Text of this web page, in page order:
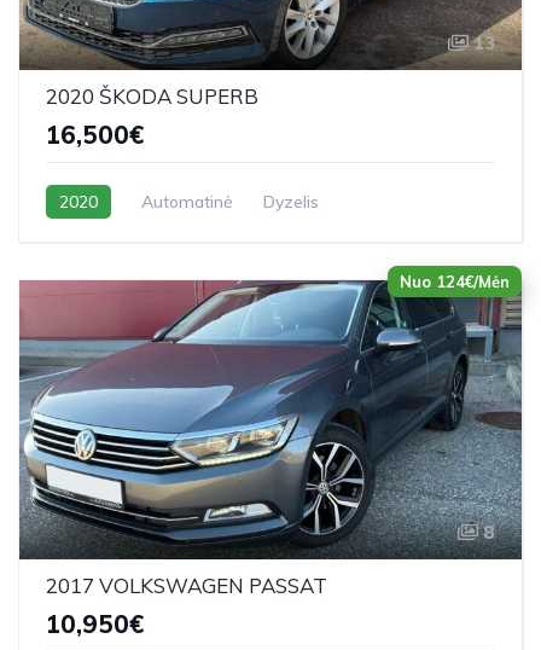
13
2020 ŠKODA SUPERB
16,500€
2020 Automatinė Dyzelis
Nuo 124€/Mėn
8
2017 VOLKSWAGEN PASSAT
10,950€